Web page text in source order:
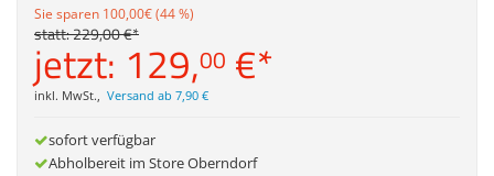
Sie sparen 100,00€ (44 %)
statt:229,00€*
jetzt: 129,00 €*
inkl. MwSt., Versand ab 7,90 €
sofort verfügbar
Abholbereit im Store Oberndorf